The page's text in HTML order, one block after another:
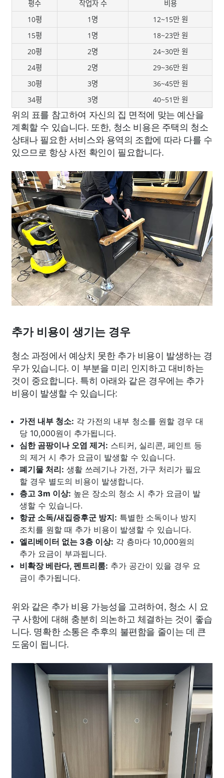
평수 작업자 수
비용
10평
1명
12~15만 원
15평
1명
18~23만 원
20평
2명
24~30만 원
24평
2명
29~36만 원
30평
3명
36~45만 원
34평
3명 40~51만 원
위의 표를 참고하여 자신의 집 면적에 맞는 예산을
계획할 수 있습니다. 또한, 청소 비용은 주택의 청소
상태나 필요한 서비스와 용역의 조합에 따라 다를 수
있으므로 항상 사전 확인이 필요합니다.
추가 비용이 생기는 경우
청소 과정에서 예상치 못한 추가 비용이 발생하는 경
우가 있습니다. 이 부분을 미리 인지하고 대비하는
것이 중요합니다. 특히 아래와 같은 경우에는 추가
비용이 발생할 수 있습니다:
가전 내부 청소: 각 가전의 내부 청소를 원할 경우 대
당 10,000원이 추가됩니다.
심한 곰팡이나 오염 제거: 스티커, 실리콘, 페인트 등
의 제거 시 추가 요금이 발생할 수 있습니다.
폐기물 처리: 생활 쓰레기나 가전, 가구 처리가 필요
할 경우 별도의 비용이 발생합니다.
층고 3m 이상: 높은 장소의 청소 시 추가 요금이 발
생할 수 있습니다.
항균 소독/새집증후군 방지: 특별한 소독이나 방지
조치를 원할 때 추가 비용이 발생할 수 있습니다.
엘리베이터 없는 3층 이상: 각 층마다 10,000원의
추가 요금이 부과됩니다.
비확장 베란다, 펜트리룸: 추가 공간이 있을 경우 요
금이 추가됩니다.
위와 같은 추가 비용 가능성을 고려하여, 청소 시 요
구 사항에 대해 충분히 의논하고 체결하는 것이 좋습
니다. 명확한 소통은 추후의 불편함을 줄이는 데 큰
도움이 됩니다.